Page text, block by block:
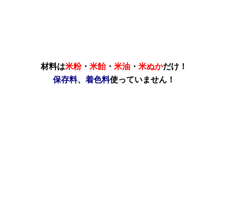
材料は米粉・ 米飴・ 米油 ・ 米ぬかだけ！
保存料、 着色料使っていません！